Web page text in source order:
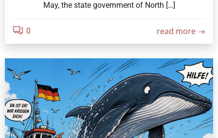
May, the state government of North […]
0 read more